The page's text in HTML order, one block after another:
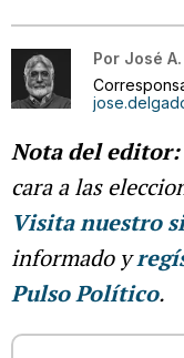
Por José
Nota del editor:
cara a las
Visita nuestro
informado y
Pulso Político.